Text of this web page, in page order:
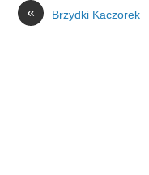
« Brzydki Kaczorek